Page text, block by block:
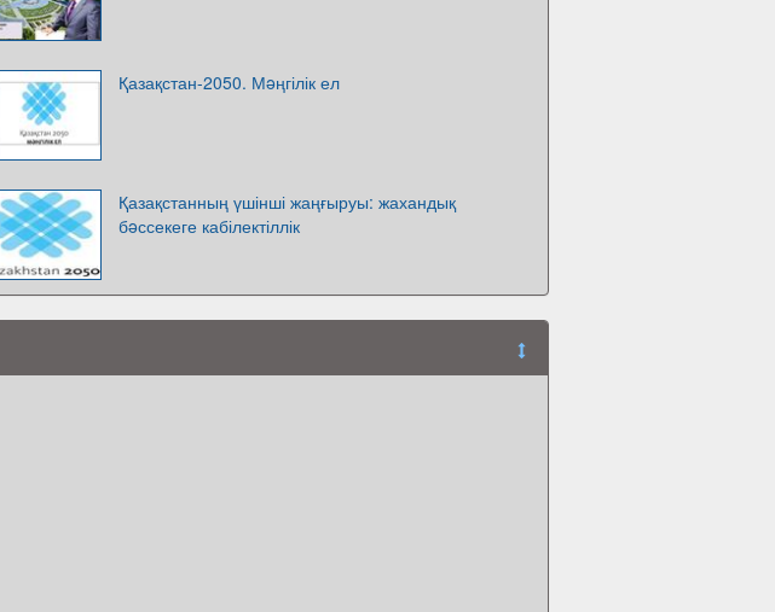
Қазақстан-2050. Мəңгілік ел
Қазақстанның үшінші жаңғыруы: жахандық
бəссекеге кабілектіллік